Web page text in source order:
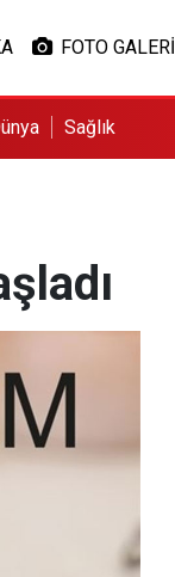
FOTO GALERİ
Sağlık